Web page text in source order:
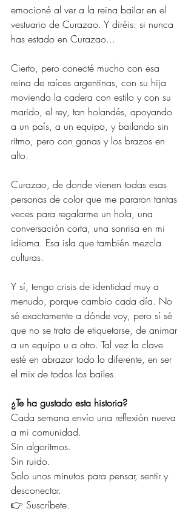
emocioné al ver a la reina bailar en el
vestuario de Curazao. Y diréis: si nunca
has estado en Curazao...
Cierto, pero conecté mucho con esa
reina de raíces argentinas, con su hija
moviendo la cadera con estilo y con su
marido, el rey, tan holandés, apoyando
a un país, a un equipo, y bailando sin
ritmo, pero con ganas y los brazos en
alto.
Curazao, de donde vienen todas esas
personas de color que me pararon tantas
veces para regalarme un hola, una
conversación corta, una sonrisa en mi
idioma. Esa isla que también mezcla
culturas.
Y sí, tengo crisis de identidad muy a
menudo, porque cambio cada día. No
sé exactamente a dónde voy, pero sí sé
que no se trata de etiquetarse, de animar
a un equipo u a otro. Tal vez la clave
esté en abrazar todo lo diferente, en ser
el mix de todos los bailes.
¿Te ha gustado esta historia?
Cada semana envío una reflexión nueva
a mi comunidad.
Sin algoritmos.
Sin ruido.
Solo unos minutos para pensar, sentir y
desconectar.
👉 Suscríbete.